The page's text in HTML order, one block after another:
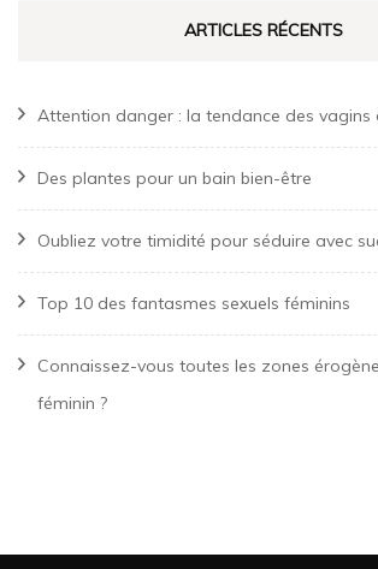
ARTICLES RÉCENTS
Attention danger : la tendance des vagins
Des plantes pour un bain bien-être
Oubliez votre timidité pour séduire avec
Top 10 des fantasmes sexuels féminins
Connaissez-vous toutes les zones
féminin ?